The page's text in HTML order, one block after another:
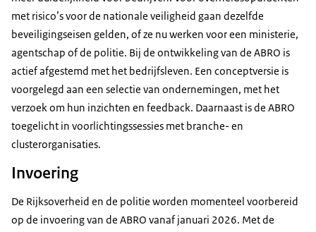
met risico’s voor de nationale veiligheid gaan dezelfde
beveiligingseisen gelden, of ze nu werken voor een ministerie,
agentschap of de politie. Bij de ontwikkeling van de ABRO is
actief afgestemd met het bedrijfsleven. Een conceptversie is
voorgelegd aan een selectie van ondernemingen, met het
verzoek om hun inzichten en feedback. Daarnaast is de ABRO
toegelicht in voorlichtingssessies met branche- en
clusterorganisaties.
Invoering
De Rijksoverheid en de politie worden momenteel voorbereid
op de invoering van de ABRO vanaf januari 2026. Met de